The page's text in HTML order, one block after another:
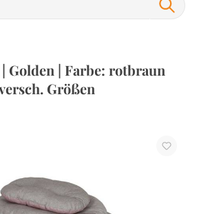
Golden | Farbe: rotbraun
Größen